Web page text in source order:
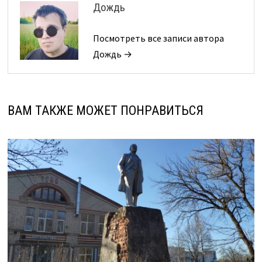
Дождь
Посмотреть все записи автора
Дождь →
ВАМ ТАКЖЕ МОЖЕТ ПОНРАВИТЬСЯ